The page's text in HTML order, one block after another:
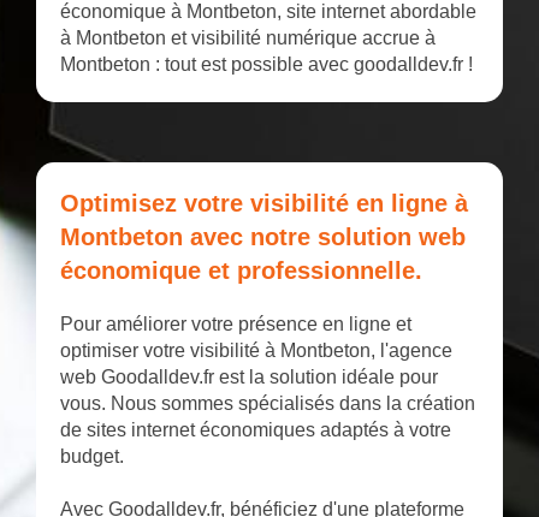
économique à Montbeton, site internet abordable
à Montbeton et visibilité numérique accrue à
Montbeton : tout est possible avec goodalldev.fr !
Optimisez votre visibilité en ligne à
Montbeton avec notre solution web
économique et professionnelle.
Pour améliorer votre présence en ligne et
optimiser votre visibilité à Montbeton, l'agence
web Goodalldev.fr est la solution idéale pour
vous. Nous sommes spécialisés dans la création
de sites internet économiques adaptés à votre
budget.
Avec Goodalldev.fr, bénéficiez d'une plateforme